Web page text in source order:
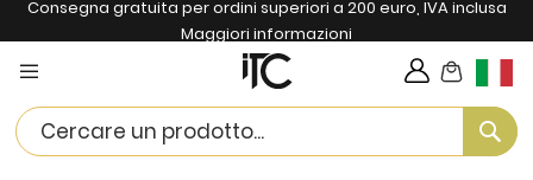
Consegna gratuita per ordini superiori a 200 euro, IVA inclusa
Maggiori informazioni
Carrello